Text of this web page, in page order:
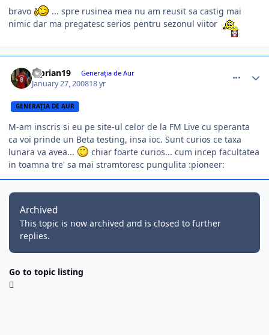
bravo
... spre rusinea mea nu am reusit sa castig mai
nimic dar ma pregatesc serios pentru sezonul viitor
Ciprian19 Generaţia de Aur
January 27, 200818 yr
GENERAŢIA DE AUR
M-am inscris si eu pe site-ul celor de la FM Live cu speranta
ca voi prinde un Beta testing, insa ioc. Sunt curios ce taxa
lunara va avea...
chiar foarte curios... cum incep facultatea
in toamna tre' sa mai stramtoresc pungulita :pioneer:
Archived
This topic is now archived and is closed to further
replies.
Go to topic listing